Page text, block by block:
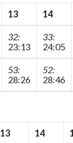
13 14
32:
23:13
33:
24:05
53:
28:26
52:
28:46
13 14